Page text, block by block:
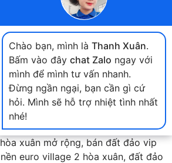
Chào bạn, mình là Thanh Xuân.
Bấm vào đây chat Zalo ngay với
mình để mình tư vấn nhanh.
Đừng ngần ngại, bạn cần gì cứ
hỏi. Mình sẽ hỗ trợ nhiệt tình nhất
nhé!
thuộclandmap.vn. Phát triển nền
ty Home Land Việt Nam.
xuân, bán đất nam cầu nguyễn tri
xuân mở rộng, bán đất đảo vip
euro village 2 hòa xuân, đất đảo